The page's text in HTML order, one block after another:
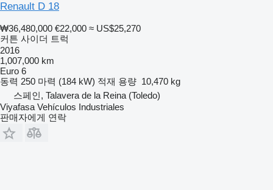
Renault D 18
₩36,480,000 €22,000 ≈ US$25,270
커튼 사이더 트럭
2016
1,007,000 km
Euro 6
동력 250 마력 (184 kW) 적재 용량 10,470 kg
스페인, Talavera de la Reina (Toledo)
Viyafasa Vehículos Industriales
판매자에게 연락